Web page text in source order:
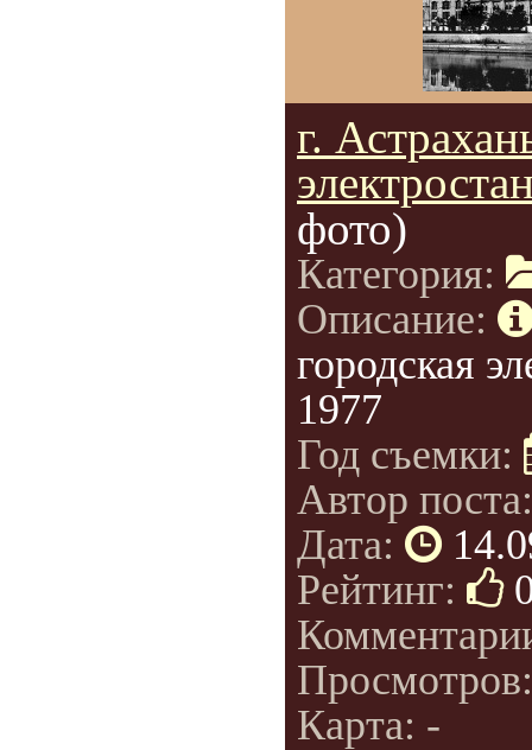
г.
фото)
Категория:
Описание:
городская
1977
Год съемки:
Автор
Дата:
Рейтинг:
Карта: -